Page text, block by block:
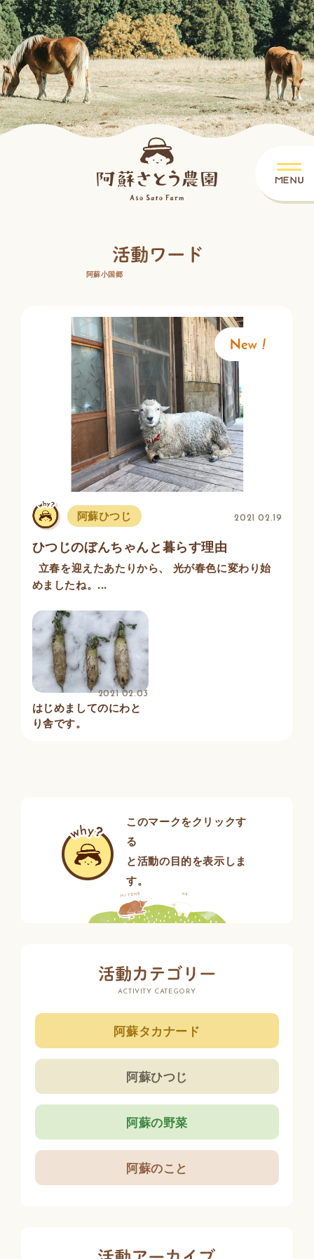
阿蘇小国郷
阿蘇ひつじ 2021 02.19
ひつじのぼんちゃんと暮らす理由
立春を迎えたあたりから、 光が春色に変わり始
めましたね。...
2021 02.03
はじめましてのにわと
り舎です。
このマークをクリックす
る
と活動の目的を表示しま
す。
ACTIVITY CATEGORY
阿蘇タカナード
阿蘇ひつじ
阿蘇の野菜
阿蘇のこと